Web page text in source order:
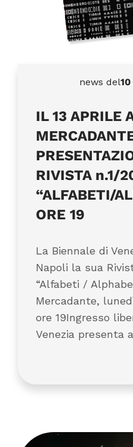
news del
IL 13 APRILE
RIVISTA n.1/
“ALFABETI/
ORE 19
La Biennale di
Napoli la sua
“Alfabeti /
Mercadante,
ore 19Ingresso
Venezia presenta